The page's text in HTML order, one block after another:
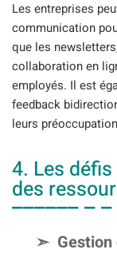
Les entreprises
communication
que les
collaboration en
employés. Il est
feedback
leurs
4. Les
des